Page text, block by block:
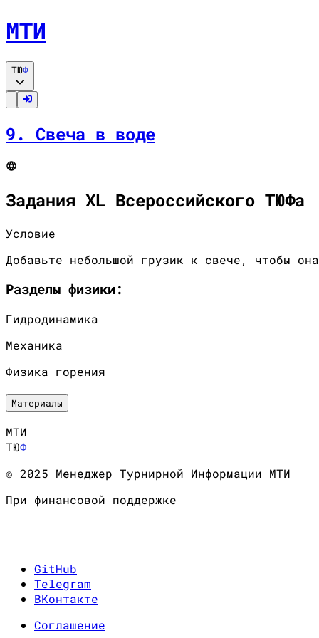
МТИ
ТЮФ
9. Свеча в воде
Задания XL Всероссийского ТЮФа
Условие
Добавьте небольшой грузик к свече, чтобы
Разделы физики :
Гидродинамика
Механика
Физика горения
Материалы
МТИ
ТЮФ
© 2025 Менеджер Турнирной Информации МТИ
При финансовой поддержке
GitHub
Telegram
ВКонтакте
Соглашение